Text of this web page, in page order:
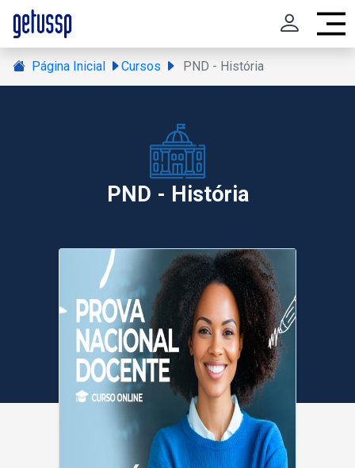
Página Inicial Cursos PND - História
PND - História